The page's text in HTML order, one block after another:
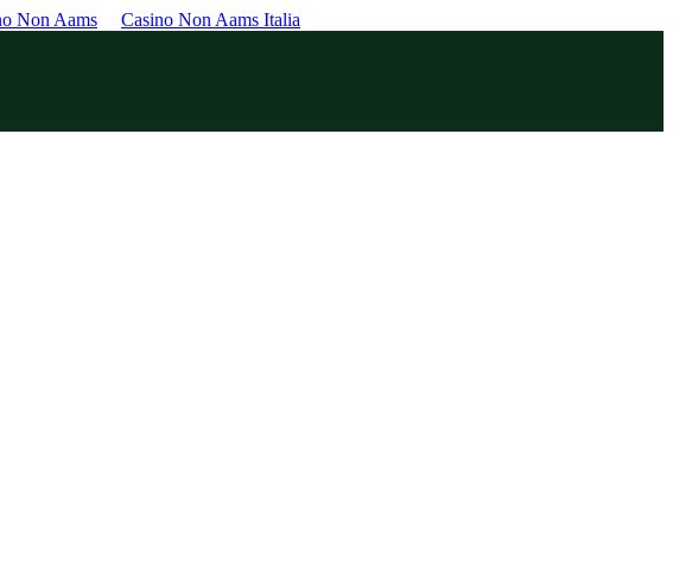
Non Aams Casino Non Aams Italia